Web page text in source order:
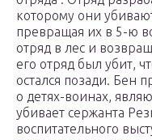
которому они
превращая их в 5-ю
отряд в лес и
его отряд был убит,
остался позади. Бен
о детях-воинах,
убивает сержанта
воспитательного